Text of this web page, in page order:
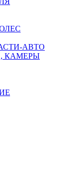
АВТО
КАМЕРЫ